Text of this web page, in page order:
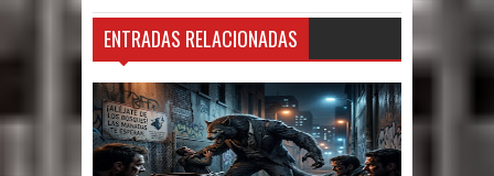
ENTRADAS RELACIONADAS